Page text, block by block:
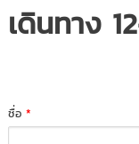
เดินทาง
ชื่อ*